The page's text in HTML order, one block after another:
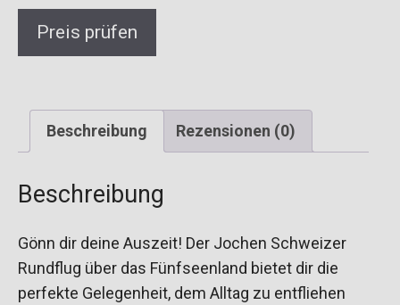
Preis prüfen
Beschreibung Rezensionen (0)
Beschreibung
Gönn dir deine Auszeit! Der Jochen Schweizer
Rundflug über das Fünfseenland bietet dir die
perfekte Gelegenheit, dem Alltag zu entfliehen